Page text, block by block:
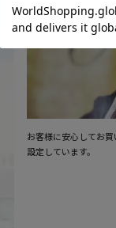
お客様に安心してお
設定しています。